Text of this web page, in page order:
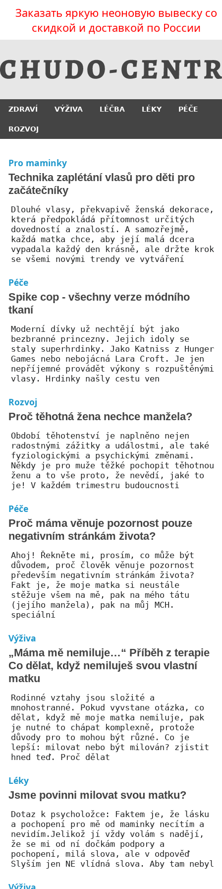
Заказать яркую неоновую вывеску со
скидкой и доставкой по России
ZDRAVÍ VÝŽIVA LÉČBA LÉKY PÉČE
ROZVOJ
Pro maminky
Technika zaplétání vlasů pro děti pro
začátečníky
Dlouhé vlasy, překvapivě ženská dekorace,
která předpokládá přítomnost určitých
dovedností a znalostí. A samozřejmě,
každá matka chce, aby její malá dcera
vypadala každý den krásně, ale držte krok
se všemi novými trendy ve vytváření
Péče
Spike cop - všechny verze módního
tkaní
Moderní dívky už nechtějí být jako
bezbranné princezny. Jejich idoly se
staly superhrdinky. Jako Katniss z Hunger
Games nebo nebojácná Lara Croft. Je jen
nepříjemné provádět výkony s rozpuštěnými
vlasy. Hrdinky našly cestu ven
Rozvoj
Proč těhotná žena nechce manžela?
Období těhotenství je naplněno nejen
radostnými zážitky a událostmi, ale také
fyziologickými a psychickými změnami.
Někdy je pro muže těžké pochopit těhotnou
ženu a to vše proto, že nevědí, jaké to
je! V každém trimestru budoucnosti
Péče
Proč máma věnuje pozornost pouze
negativním stránkám života?
Ahoj! Řekněte mi, prosím, co může být
důvodem, proč člověk věnuje pozornost
především negativním stránkám života?
Fakt je, že moje matka si neustále
stěžuje všem na mě, pak na mého tátu
(jejího manžela), pak na můj MCH.
speciální
Výživa
„Máma mě nemiluje…“ Příběh z terapie
Co dělat, když nemiluješ svou vlastní
matku
Rodinné vztahy jsou složité a
mnohostranné. Pokud vyvstane otázka, co
dělat, když mě moje matka nemiluje, pak
je nutné to chápat komplexně, protože
důvody pro to mohou být různé. Co je
lepší: milovat nebo být milován? zjistit
hned teď. Proč dělat
Léky
Jsme povinni milovat svou matku?
Dotaz k psycholožce: Faktem je, že lásku
a pochopení pro mě od maminky necítím a
nevidím.Jelikož jí vždy volám s nadějí,
že se mi od ní dočkám podpory a
pochopení, milá slova, ale v odpověď
Slyším jen NE vlídná slova. Aby tam nebyl